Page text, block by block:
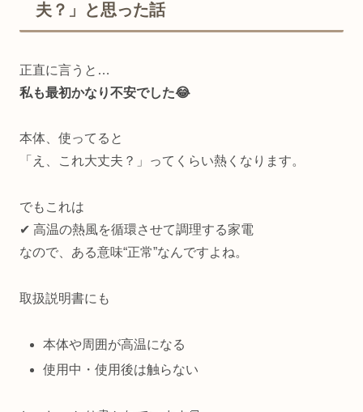
夫？」と思った話
正直に言うと…
私も最初かなり不安でした😂
本体、使ってると
「え、これ大丈夫？」ってくらい熱くなります。
でもこれは
✔ 高温の熱風を循環させて調理する家電
なので、ある意味“正常”なんですよね。
取扱説明書にも
本体や周囲が高温になる
使用中・使用後は触らない